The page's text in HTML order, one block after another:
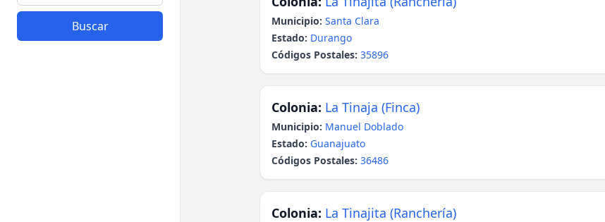
Buscar Municipio: Santa Clara
Estado: Durango
Códigos Postales: 35896
Colonia: La Tinaja (Finca)
Municipio: Manuel Doblado
Estado: Guanajuato
Códigos Postales: 36486
Colonia: La Tinajita (Ranchería)